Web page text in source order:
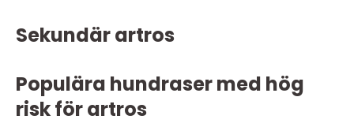
Sekundär artros
Populära hundraser med hög
risk för artros